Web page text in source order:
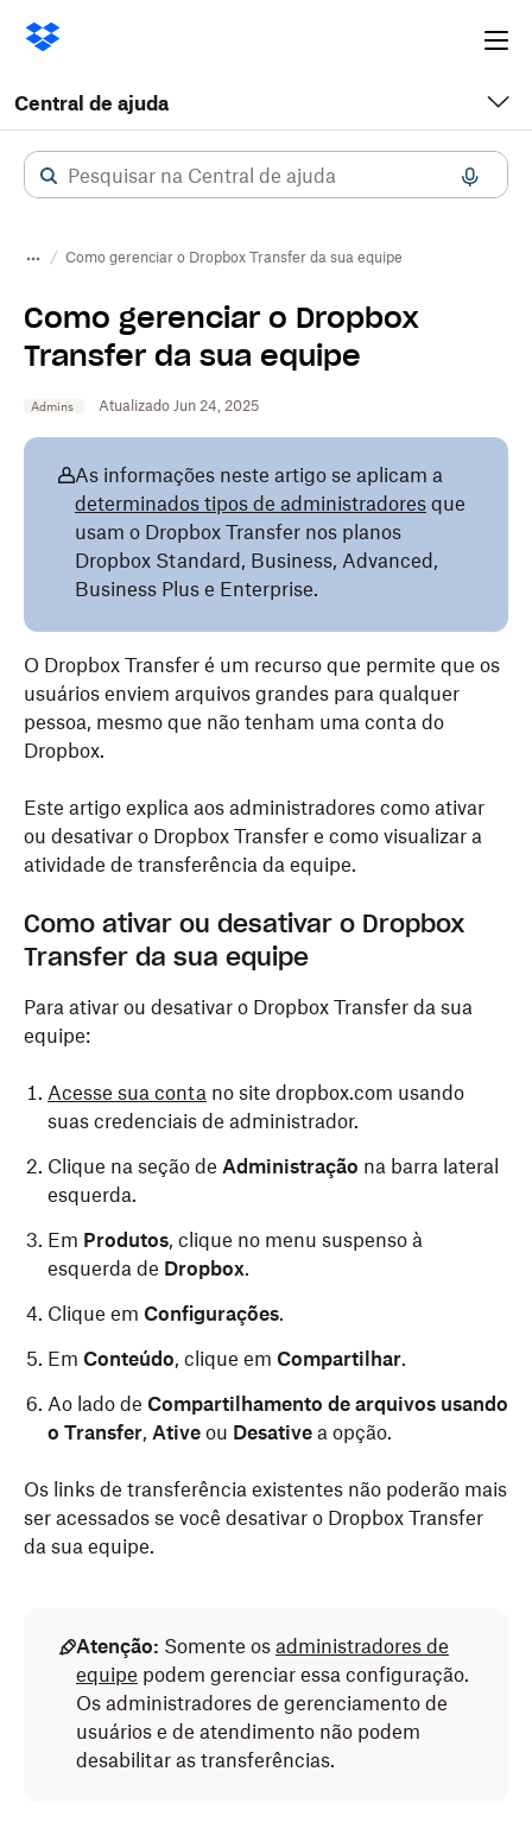
Central de ajuda
Como gerenciar o Dropbox Transfer da sua equipe
Como gerenciar o Dropbox
Transfer da sua equipe
Admins Atualizado Jun 24, 2025
As informações neste artigo se aplicam a
determinados tipos de administradores que
usam o Dropbox Transfer nos planos
Dropbox Standard, Business, Advanced,
Business Plus e Enterprise.
O Dropbox Transfer é um recurso que permite que os
usuários enviem arquivos grandes para qualquer
pessoa, mesmo que não tenham uma conta do
Dropbox.
Este artigo explica aos administradores como ativar
ou desativar o Dropbox Transfer e como visualizar a
atividade de transferência da equipe.
Como ativar ou desativar o Dropbox
Transfer da sua equipe
Para ativar ou desativar o Dropbox Transfer da sua
equipe:
Acesse sua conta no site dropbox.com usando
suas credenciais de administrador.
Clique na seção de Administração na barra lateral
esquerda.
Em Produtos, clique no menu suspenso à
esquerda de Dropbox.
Clique em Configurações.
Em Conteúdo, clique em Compartilhar.
Ao lado de Compartilhamento de arquivos usando
o Transfer, Ative ou Desative a opção.
Os links de transferência existentes não poderão mais
ser acessados se você desativar o Dropbox Transfer
da sua equipe.
Atenção: Somente os administradores de
equipe podem gerenciar essa configuração.
Os administradores de gerenciamento de
usuários e de atendimento não podem
desabilitar as transferências.